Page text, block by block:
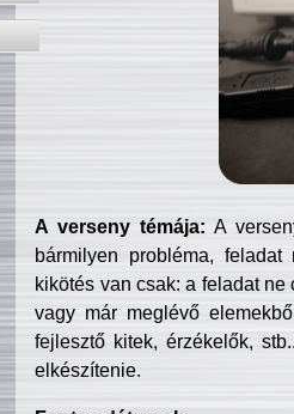
A verseny témája: A
bármilyen probléma, feladat
kikötés van csak: a feladat
vagy már meglévő
fejlesztő kitek, érzékelők,
elkészítenie.